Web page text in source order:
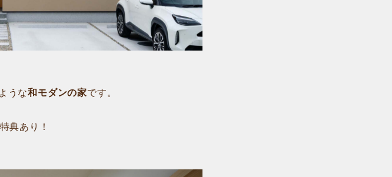
うな和モダンの家です。
典あり！